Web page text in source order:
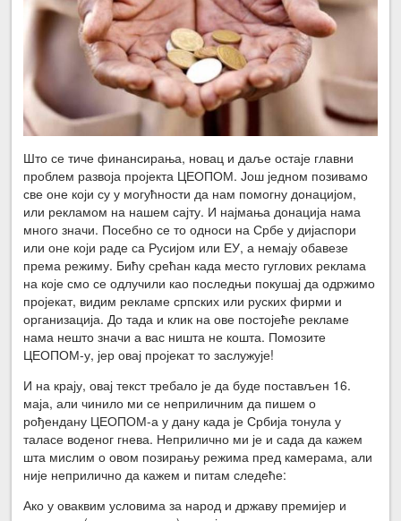
Што се тиче финансирања, новац и даље остаје главни
проблем развоја пројекта ЦЕОПОМ. Још једном позивамо
све оне који су у могућности да нам помогну донацијом,
или рекламом на нашем сајту. И најмања донација нама
много значи. Посебно се то односи на Србе у дијаспори
или оне који раде са Русијом или ЕУ, а немају обавезе
према режиму. Бићу срећан када место гуглових реклама
на које смо се одлучили као последњи покушај да одржимо
пројекат, видим рекламе српских или руских фирми и
организација. До тада и клик на ове постојеће рекламе
нама нешто значи а вас ништа не кошта. Помозите
ЦЕОПОМ-у, јер овај пројекат то заслужује!
И на крају, овај текст требало је да буде постављен 16.
маја, али чинило ми се неприличним да пишем о
рођендану ЦЕОПОМ-а у дану када је Србија тонула у
таласе воденог гнева. Неприлично ми је и сада да кажем
шта мислим о овом позирању режима пред камерама, али
није неприлично да кажем и питам следеће:
Ако у оваквим условима за народ и државу премијер и